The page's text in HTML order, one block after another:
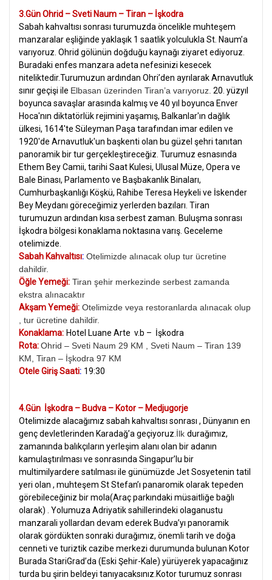
3.Gün Ohrid – Sveti Naum – Tiran – İşkodra
Sabah kahvaltısı sonrası turumuzda öncelikle muhteşem
manzaralar eşliğinde yaklaşık 1 saatlik yolculukla St. Naum’a
varıyoruz. Ohrid gölünün doğduğu kaynağı ziyaret ediyoruz.
Buradaki enfes manzara adeta nefesinizi kesecek
niteliktedir.Turumuzun ardından Ohri’den ayrılarak Arnavutluk
sınır geçişi ile Elbasan üzerinden Tiran’a varıyoruz. 20. yüzyıl
boyunca savaşlar arasında kalmış ve 40 yıl boyunca Enver
Hoca'nın diktatörlük rejimini yaşamış, Balkanlar'ın dağlık
ülkesi, 1614'te Süleyman Paşa tarafından imar edilen ve
1920'de Arnavutluk'un başkenti olan bu güzel şehri tanıtan
panoramik bir tur gerçekleştireceğiz. Turumuz esnasında
Ethem Bey Camii, tarihi Saat Kulesi, Ulusal Müze, Opera ve
Bale Binası, Parlamento ve Başbakanlık Binaları,
Cumhurbaşkanlığı Köşkü, Rahibe Teresa Heykeli ve İskender
Bey Meydanı göreceğimiz yerlerden bazıları. Tiran
turumuzun ardından kısa serbest zaman. Buluşma sonrası
İşkodra bölgesi konaklama noktasına varış. Geceleme
otelimizde.
Sabah Kahvaltısı: Otelimizde alınacak olup tur ücretine
dahildir.
Öğle Yemeği: Tiran şehir merkezinde serbest zamanda
ekstra alınacaktır
Akşam Yemeği: Otelimizde veya restoranlarda alınacak olup
, tur ücretine dahildir.
Konaklama: Hotel Luane Arte v.b – İşkodra
Rota:Ohrid – Sveti Naum 29 KM , Sveti Naum – Tiran 139
KM, Tiran – İşkodra 97 KM
Otele Giriş Saati: 19:30
4.Gün İşkodra – Budva – Kotor – Medjugorje
Otelimizde alacağımız sabah kahvaltısı sonrası , Dünyanın en
genç devletlerinden Karadağ’a geçiyoruz. İlk durağımız,
zamanında balıkçıların yerleşim alanı olan bir adanın
kamulaştırılması ve sonrasında Singapur’lu bir
multimilyardere satılması ile günümüzde Jet Sosyetenin tatil
yeri olan , muhteşem St Stefan’ı panaromik olarak tepeden
görebileceğiniz bir mola(Araç parkındaki müsaitliğe bağlı
olarak) . Yolumuza Adriyatik sahillerindeki olaganustu
manzarali yollardan devam ederek Budva’yı panoramik
olarak gördükten sonraki durağımız, önemli tarih ve doğa
cenneti ve turiztik cazibe merkezi durumunda bulunan Kotor
Burada StariGrad’da (Eski Şehir-Kale) yürüyerek yapacağınız
turda bu şirin beldeyi tanıyacaksınız.Kotor turumuz sonrası